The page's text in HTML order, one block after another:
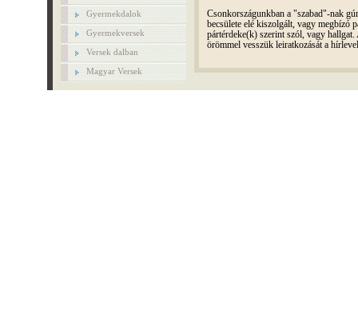
Gyermekdalok
Gyermekversek
Versek dalban
Magyar Versek
Csonkországunkban a "szabad"-nak
becsülete elé kiszolgált, vagy megbízó
pártérdeke(k) szerint szól, vagy
örömmel vesszük leiratkozását a